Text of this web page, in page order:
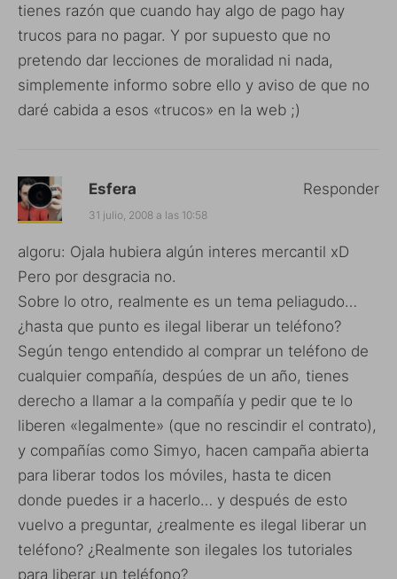
tienes razón que cuando hay algo de pago hay
trucos para no pagar. Y por supuesto que no
pretendo dar lecciones de moralidad ni nada,
simplemente informo sobre ello y aviso de que no
daré cabida a esos «trucos» en la web ;)
Esfera
31 julio, 2008 a las 10:58
algoru: Ojala hubiera algún interes mercantil xD
Pero por desgracia no.
Sobre lo otro, realmente es un tema peliagudo…
¿hasta que punto es ilegal liberar un teléfono?
Según tengo entendido al comprar un teléfono de
cualquier compañía, despúes de un año, tienes
derecho a llamar a la compañía y pedir que te lo
liberen «legalmente» (que no rescindir el contrato),
y compañías como Simyo, hacen campaña abierta
para liberar todos los móviles, hasta te dicen
donde puedes ir a hacerlo… y después de esto
vuelvo a preguntar, ¿realmente es ilegal liberar un
teléfono? ¿Realmente son ilegales los tutoriales
para liberar un teléfono?
Responder